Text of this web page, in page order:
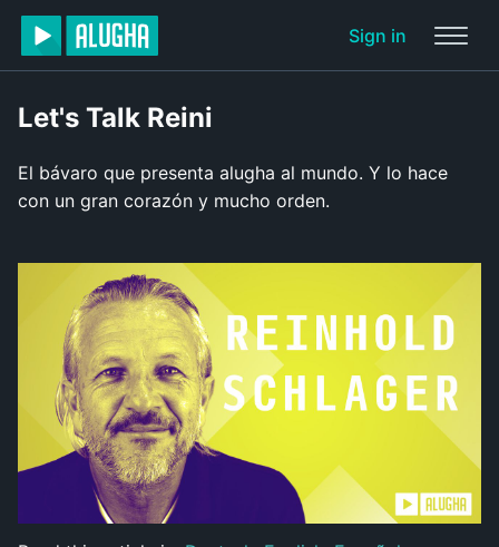
Sign in
Let's Talk Reini
El bávaro que presenta alugha al mundo. Y lo hace
con un gran corazón y mucho orden.